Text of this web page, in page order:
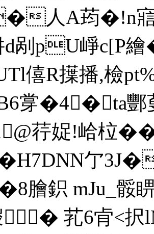
人A荺�!n
d剐pU崢c[P
僖R擛播,檢
牚�4�ta酆
荇娖!峆柆
亇3J�
�8膾鉙 mJu_
� 芤6肻<択